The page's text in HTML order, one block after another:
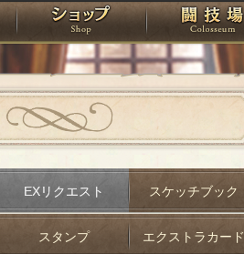
スタジオ ショップ
EXリクエスト スケッチブック
スタンプ エクストラカード